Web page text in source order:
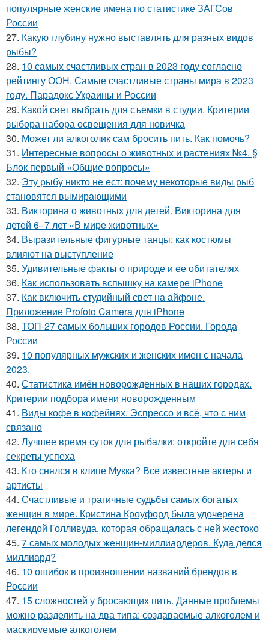
популярные женские имена по статистике ЗАГСов
России
27. Какую глубину нужно выставлять для разных видов
рыбы?
28. 10 самых счастливых стран в 2023 году согласно
рейтингу ООН. Самые счастливые страны мира в 2023
году. Парадокс Украины и России
29. Какой свет выбрать для съемки в студии. Критерии
выбора набора освещения для новичка
30. Может ли алкоголик сам бросить пить. Как помочь?
31. Интересные вопросы о животных и растениях №4. §
Блок первый «Общие вопросы»
32. Эту рыбу никто не ест: почему некоторые виды рыб
становятся вымирающими
33. Викторина о животных для детей. Викторина для
детей 6–7 лет «В мире животных»
34. Выразительные фигурные танцы: как костюмы
влияют на выступление
35. Удивительные факты о природе и ее обитателях
36. Как использовать вспышку на камере iPhone
37. Как включить студийный свет на айфоне.
Приложение Profoto Camera для iPhone
38. ТОП-27 самых больших городов России. Города
России
39. 10 популярных мужских и женских имен с начала
2023.
40. Статистика имён новорожденных в наших городах.
Критерии подбора имени новорожденным
41. Виды кофе в кофейнях. Эспрессо и всё, что с ним
связано
42. Лучшее время суток для рыбалки: откройте для себя
секреты успеха
43. Кто снялся в клипе Мукка? Все известные актеры и
артисты
44. Счастливые и трагичные судьбы самых богатых
женщин в мире. Кристина Кроуфорд была удочерена
легендой Голливуда, которая обращалась с ней жестоко
45. 7 самых молодых женщин-миллиардеров. Куда делся
миллиард?
46. 10 ошибок в произношении названий брендов в
России
47. 15 сложностей у бросающих пить. Данные проблемы
можно разделить на два типа: создаваемые алкоголем и
маскируемые алкоголем